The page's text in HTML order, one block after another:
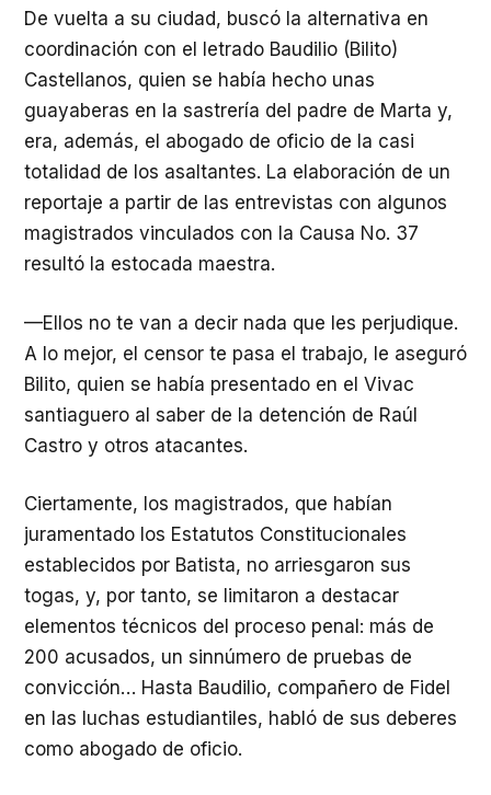
De vuelta a su ciudad, buscó la alternativa en
coordinación con el letrado Baudilio (Bilito)
Castellanos, quien se había hecho unas
guayaberas en la sastrería del padre de Marta y,
era, además, el abogado de oficio de la casi
totalidad de los asaltantes. La elaboración de un
reportaje a partir de las entrevistas con algunos
magistrados vinculados con la Causa No. 37
resultó la estocada maestra.
—Ellos no te van a decir nada que les perjudique.
A lo mejor, el censor te pasa el trabajo, le aseguró
Bilito, quien se había presentado en el Vivac
santiaguero al saber de la detención de Raúl
Castro y otros atacantes.
Ciertamente, los magistrados, que habían
juramentado los Estatutos Constitucionales
establecidos por Batista, no arriesgaron sus
togas, y, por tanto, se limitaron a destacar
elementos técnicos del proceso penal: más de
200 acusados, un sinnúmero de pruebas de
convicción… Hasta Baudilio, compañero de Fidel
en las luchas estudiantiles, habló de sus deberes
como abogado de oficio.